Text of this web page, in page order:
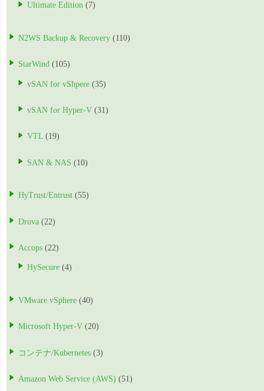
Ultimate Edition (7)
N2WS Backup & Recovery (110)
StarWind (105)
vSAN for vShpere (35)
vSAN for Hyper-V (31)
VTL (19)
SAN & NAS (10)
HyTrust/Entrust (55)
Druva (22)
Accops (22)
HySecure (4)
VMware vSphere (40)
Microsoft Hyper-V (20)
コンテナ/Kubernetes (3)
Amazon Web Service (AWS) (51)